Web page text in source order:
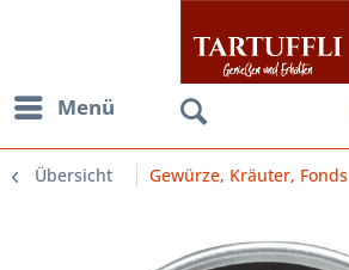
Menü
Übersicht Gewürze, Kräuter, Fonds